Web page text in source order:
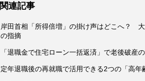
関連記事
岸田首相「所得倍増」の掛け声はどこへ？
の指摘
「退職金で住宅ローン一括返済」で老後破産
定年退職後の再就職で活用できる2つの「高